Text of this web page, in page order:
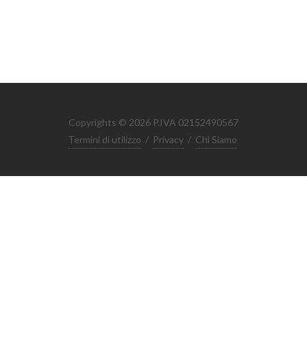
Copyrights © 2026 P.IVA 02152490567
Termini di utilizzo / Privacy / Chi Siamo